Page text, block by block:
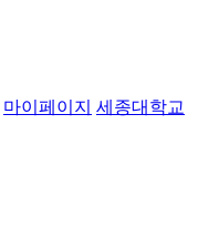
마이페이지 세종대학교